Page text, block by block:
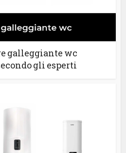
galleggiante wc
gli esperti